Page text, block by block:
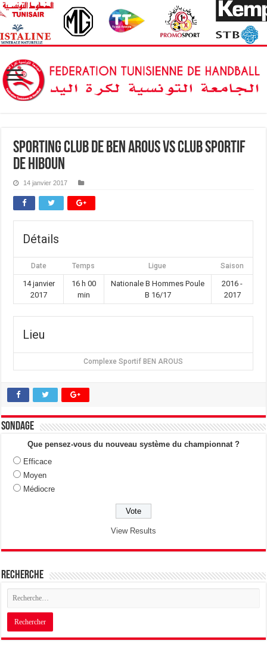
Sporting Club de Ben Arous vs Club Sportif
de Hiboun
14 janvier 2017
Détails
Date Temps Ligue Saison
14 janvier
2017
16 h 00
min
Nationale B Hommes Poule
B 16/17
2016 -
2017
Lieu
Complexe Sportif BEN AROUS
Sondage
Que pensez-vous du nouveau système du championnat ?
Efficace
Moyen
Médiocre
View Results
Recherche